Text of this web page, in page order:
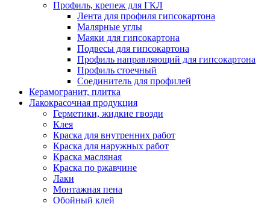
Профиль, крепеж для ГКЛ
Лента для профиля гипсокартона
Малярные углы
Маяки для гипсокартона
Подвесы для гипсокартона
Профиль направляющий для гипсокартона
Профиль стоечный
Соединитель для профилей
Керамогранит, плитка
Лакокрасочная продукция
Герметики, жидкие гвозди
Клея
Краска для внутренних работ
Краска для наружных работ
Краска масляная
Краска по ржавчине
Лаки
Монтажная пена
Обойный клей